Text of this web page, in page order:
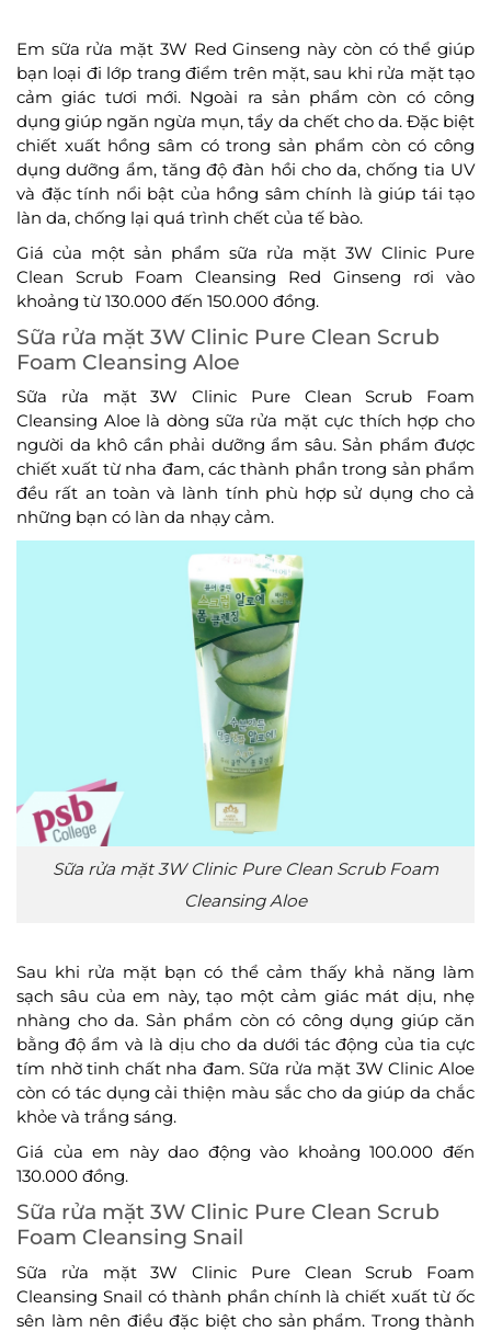
Em sữa rửa mặt 3W Red Ginseng này còn có thể giúp
bạn loại đi lớp trang điểm trên mặt, sau khi rửa mặt tạo
cảm giác tươi mới. Ngoài ra sản phẩm còn có công
dụng giúp ngăn ngừa mụn, tẩy da chết cho da. Đặc biệt
chiết xuất hồng sâm có trong sản phẩm còn có công
dụng dưỡng ẩm, tăng độ đàn hồi cho da, chống tia UV
và đặc tính nổi bật của hồng sâm chính là giúp tái tạo
làn da, chống lại quá trình chết của tế bào.
Giá của một sản phẩm sữa rửa mặt 3W Clinic Pure
Clean Scrub Foam Cleansing Red Ginseng rơi vào
khoảng từ 130.000 đến 150.000 đồng.
Sữa rửa mặt 3W Clinic Pure Clean Scrub
Foam Cleansing Aloe
Sữa rửa mặt 3W Clinic Pure Clean Scrub Foam
Cleansing Aloe là dòng sữa rửa mặt cực thích hợp cho
người da khô cần phải dưỡng ẩm sâu. Sản phẩm được
chiết xuất từ nha đam, các thành phần trong sản phẩm
đều rất an toàn và lành tính phù hợp sử dụng cho cả
những bạn có làn da nhạy cảm.
Sữa rửa mặt 3W Clinic Pure Clean Scrub Foam
Cleansing Aloe
Sau khi rửa mặt bạn có thể cảm thấy khả năng làm
sạch sâu của em này, tạo một cảm giác mát dịu, nhẹ
nhàng cho da. Sản phẩm còn có công dụng giúp căn
bằng độ ẩm và là dịu cho da dưới tác động của tia cực
tím nhờ tinh chất nha đam. Sữa rửa mặt 3W Clinic Aloe
còn có tác dụng cải thiện màu sắc cho da giúp da chắc
khỏe và trắng sáng.
Giá của em này dao động vào khoảng 100.000 đến
130.000 đồng.
Sữa rửa mặt 3W Clinic Pure Clean Scrub
Foam Cleansing Snail
Sữa rửa mặt 3W Clinic Pure Clean Scrub Foam
Cleansing Snail có thành phần chính là chiết xuất từ ốc
sên làm nên điều đặc biệt cho sản phẩm. Trong thành